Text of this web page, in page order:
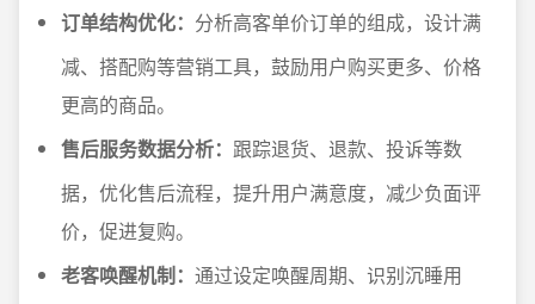
订单结构优化： 分析高客单价订单的组成，设计满
减、搭配购等营销工具，鼓励用户购买更多、价格
更高的商品。
售后服务数据分析： 跟踪退货、退款、投诉等数
据，优化售后流程，提升用户满意度，减少负面评
价，促进复购。
老客唤醒机制： 通过设定唤醒周期、识别沉睡用